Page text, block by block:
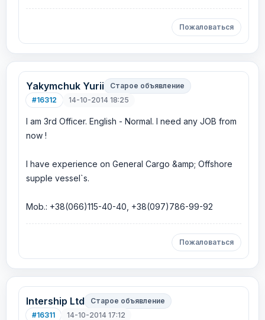
Пожаловаться
Yakymchuk Yurii
Старое объявление
#16312
14-10-2014 18:25
I am 3rd Officer. English - Normal. I need any JOB from
now !
I have experience on General Cargo &amp; Offshore
supple vessel`s.
Mob.: +38(066)115-40-40, +38(097)786-99-92
Пожаловаться
Intership Ltd
Старое объявление
#16311
14-10-2014 17:12